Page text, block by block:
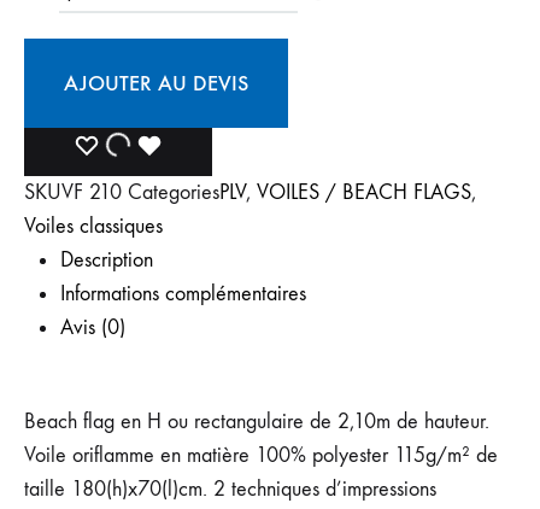
AJOUTER AU DEVIS
SKUVF 210 CategoriesPLV, VOILES / BEACH FLAGS,
Voiles classiques
Description
Informations complémentaires
Avis (0)
Beach flag en H ou rectangulaire de 2,10m de hauteur.
Voile oriflamme en matière 100% polyester 115g/m² de
taille 180(h)x70(l)cm. 2 techniques d’impressions